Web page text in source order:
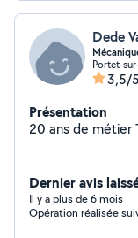
Dede
Portet-
3,5/5
Présentation
Dernier avis
Il y a plus de 6 mois
Opération réalisée